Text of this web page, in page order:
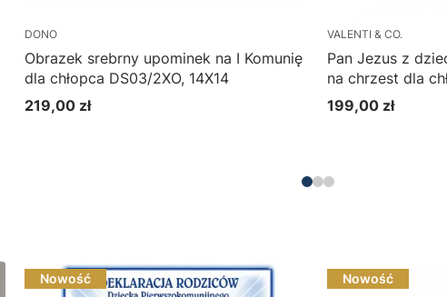
DONO
Obrazek srebrny upominek na I Komunię
dla chłopca DS03/2XO, 14X14
Cena
219,00 zł
VALENTI & CO.
Pan Jezus z
na chrzest dla
81286/4PL, 12X18
Cena
199,00 zł
Nowość Nowość